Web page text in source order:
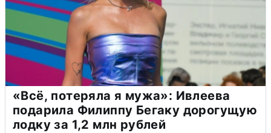
«Всё, потеряла я мужа»: Ивлеева
подарила Филиппу Бегаку дорогущую
лодку за 1,2 млн рублей